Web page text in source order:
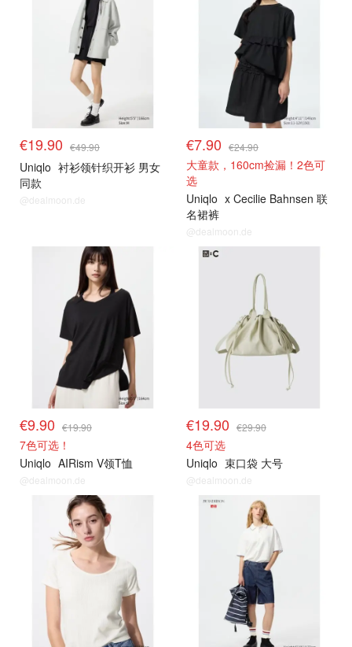
€19.90 €49.90
Uniqlo 衬衫领针织开衫 男女
同款
@dealmoon.de
€7.90 €24.90
大童款，160cm捡漏！2色可
选
Uniqlo x Cecilie Bahnsen 联
名裙裤
@dealmoon.de
€9.90 €19.90
7色可选！
Uniqlo AIRism V领T恤
@dealmoon.de
€19.90 €29.90
4色可选
Uniqlo 束口袋 大号
@dealmoon.de